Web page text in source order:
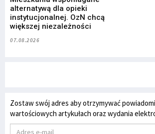
alternatywą dla opieki
instytucjonalnej. OzN chcą
większej niezależności
07.08.2026
Zostaw swój adres aby otrzymywać
wartościowych artykułach oraz wydania